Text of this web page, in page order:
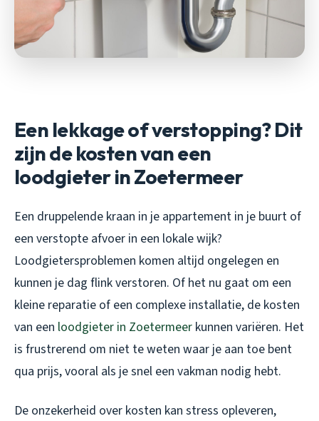
Een lekkage of verstopping? Dit
zijn de kosten van een
loodgieter in Zoetermeer
Een druppelende kraan in je appartement in je buurt of
een verstopte afvoer in een lokale wijk?
Loodgietersproblemen komen altijd ongelegen en
kunnen je dag flink verstoren. Of het nu gaat om een
kleine reparatie of een complexe installatie, de kosten
van een loodgieter in Zoetermeer kunnen variëren. Het
is frustrerend om niet te weten waar je aan toe bent
qua prijs, vooral als je snel een vakman nodig hebt.
De onzekerheid over kosten kan stress opleveren,